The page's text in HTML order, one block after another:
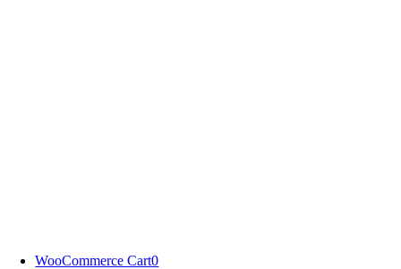
WooCommerce Cart0